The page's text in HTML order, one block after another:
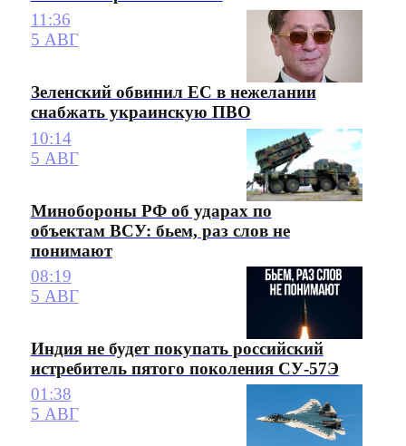
11:36
5 АВГ
Зеленский обвинил ЕС в нежелании
снабжать украинскую ПВО
10:14
5 АВГ
Минобороны РФ об ударах по
объектам ВСУ: бьем, раз слов не
понимают
08:19
5 АВГ
Индия не будет покупать российский
истребитель пятого поколения СУ-57Э
01:38
5 АВГ